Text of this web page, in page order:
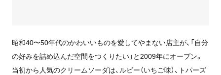
昭和40〜50年代のかわいいものを愛してやまない店主が、「自分
の好みを詰め込んだ空間をつくりたい」と2009年にオープン。
当初から人気のクリームソーダは、ルビー（いちご味）、トパーズ